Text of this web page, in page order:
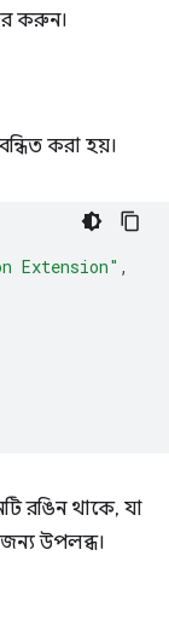
করুন।
করা হয়।
Extension" ,
রঙিন থাকে, যা
জন্য উপলব্ধ।